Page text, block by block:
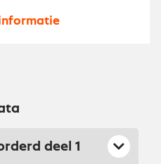
deel 1